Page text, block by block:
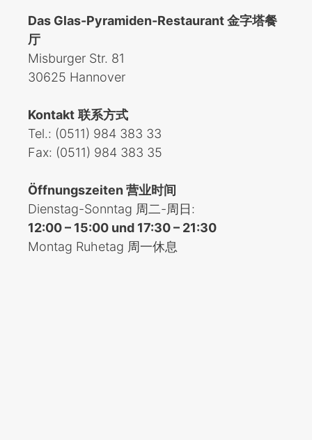
Das Glas-Pyramiden-Restaurant 金字塔餐
厅
Misburger Str. 81
30625 Hannover
Kontakt 联系方式
Tel.: (0511) 984 383 33
Fax: (0511) 984 383 35
Öffnungszeiten 营业时间
Dienstag-Sonntag 周二-周日:
12:00 – 15:00 und 17:30 – 21:30
Montag Ruhetag 周一休息